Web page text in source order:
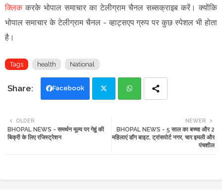
क्लिककरके भोपाल समाचार का टेलीग्राम चैनल सब्सक्राइब करें। क्योंकि
भोपाल समाचार के टेलीग्राम चैनल - व्हाट्सएप ग्रुप पर कुछ स्पेशल भी होता
है।
Tags health National
Facebook
tte ats
NEWER
BHOPAL NEWS - 5 साल का बच्चा और 2
महिलाएं डॉग बाइट, ट्रांसपोर्ट नगर, चार इमली और
पंचशील
OLDER
BHOPAL NEWS - समर्थन मूल्य पर गेहूं की
बिक्री के लिए रजिस्ट्रेशन